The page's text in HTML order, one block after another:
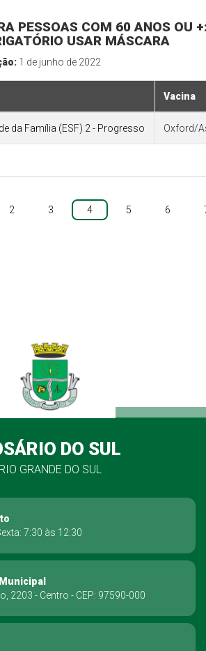
PESSOAS COM 60 ANOS OU
USAR MÁSCARA
1 de junho de 2022
Vacina
da Família (ESF) 2 - Progresso Oxford/
2 3 4 5 6
DO SUL
RIO GRANDE DO SUL
7:30 às 12:30
2203 - Centro - CEP: 97590-000